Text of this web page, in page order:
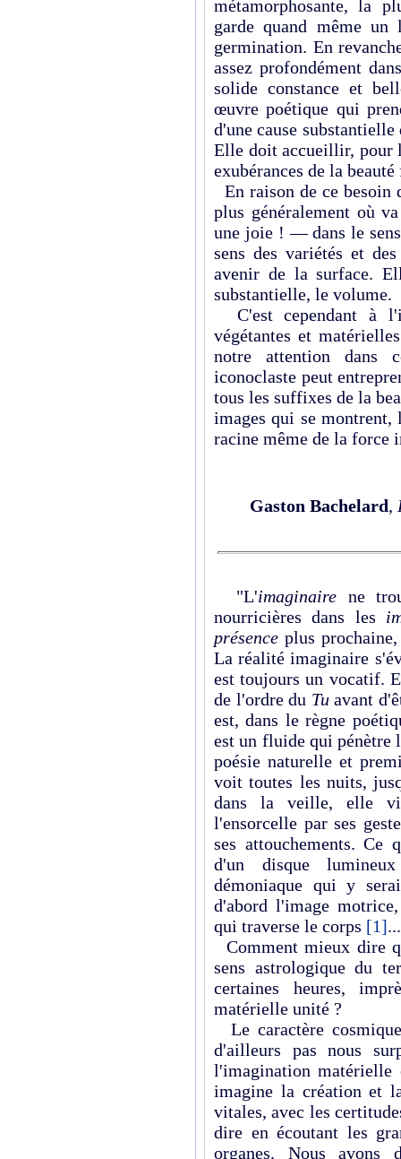
métamorphosante, la
garde quand même un
germination. En
assez profondément
solide constance et
œuvre poétique qui
d'une cause
Elle doit accueillir, pour
exubérances de la
En raison de ce
plus généralement où
une joie ! — dans le
sens des variétés et
avenir de la surface.
substantielle, le volume.
C'est cependant à
végétantes et
notre attention dans
iconoclaste peut
tous les suffixes de la
images qui se montrent,
racine même de la force
Gaston Bachelard,
"L'imaginaire ne
nourricières dans les
présence plus
La réalité imaginaire
est toujours un vocatif.
de l'ordre du Tuavant
est, dans le règne
est un fluide qui pénètre
poésie naturelle et
voit toutes les nuits,
dans la veille, elle
l'ensorcelle par ses
ses attouchements. Ce
d'un disque
démoniaque qui y
d'abord l'image
qui traverse le corps [1]
Comment mieux dire
sens astrologique du
certaines heures,
matérielle unité ?
Le caractère
d'ailleurs pas nous
l'imagination matérielle
imagine la création et
vitales, avec les
dire en écoutant les
organes. Nous avons